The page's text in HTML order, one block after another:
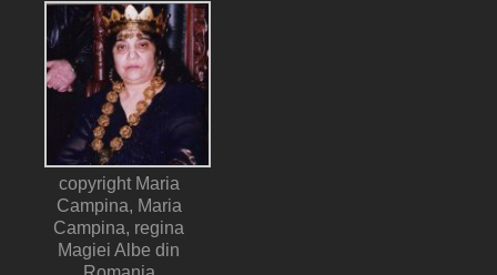
copyright Maria
Campina, Maria
Campina, regina
Magiei Albe din